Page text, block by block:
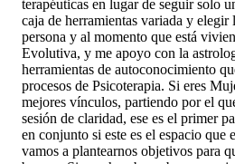
terapéuticas en lugar de seguir solo
caja de herramientas variada y elegir
persona y al momento que está
Evolutiva, y me apoyo con la
herramientas de autoconocimiento
procesos de Psicoterapia. Si eres
mejores vínculos, partiendo por el
sesión de claridad, ese es el primer
en conjunto si este es el espacio que
vamos a plantearnos objetivos para